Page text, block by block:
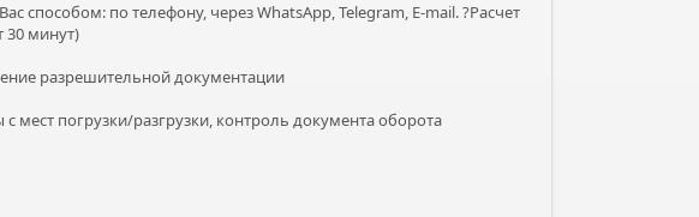
способом: по телефону, через WhatsApp, Telegram, E-mail. ?Расчет
30 минут)
разрешительной документации
мест погрузки/разгрузки, контроль документа оборота